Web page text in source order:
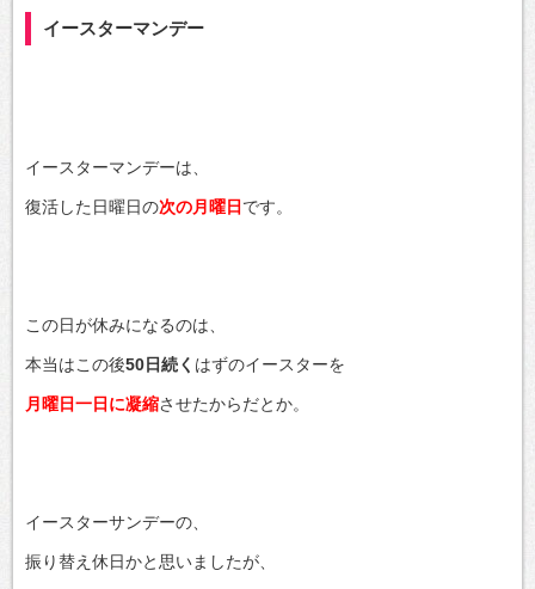
イースターマンデー
イースターマンデーは、
復活した日曜日の次の月曜日 です。
この日が休みになるのは、
本当はこの後50日続く はずのイースターを
月曜日一日に凝縮させたからだとか。
イースターサンデーの、
振り替え休日かと思いましたが、